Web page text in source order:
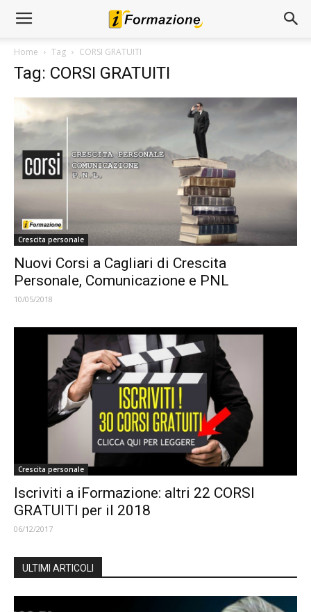
Home Tag CORSI GRATUITI
Tag: CORSI GRATUITI
Crescita personale
Nuovi Corsi a Cagliari di Crescita
Personale, Comunicazione e PNL
10/05/2018
Crescita personale
Iscriviti a iFormazione: altri 22 CORSI
GRATUITI per il 2018
06/12/2017
ULTIMI ARTICOLI